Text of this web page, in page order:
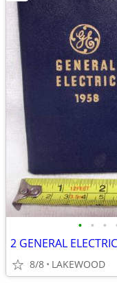
• • •
8/8 LAKEWOOD